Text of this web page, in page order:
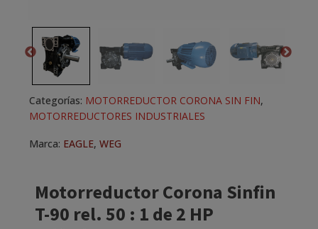
Motorreductor Corona Sinfin
T-90 rel. 50 : 1 de 2 HP
Categorías: MOTORREDUCTOR CORONA SIN FIN,
MOTORREDUCTORES INDUSTRIALES
Marca: EAGLE, WEG